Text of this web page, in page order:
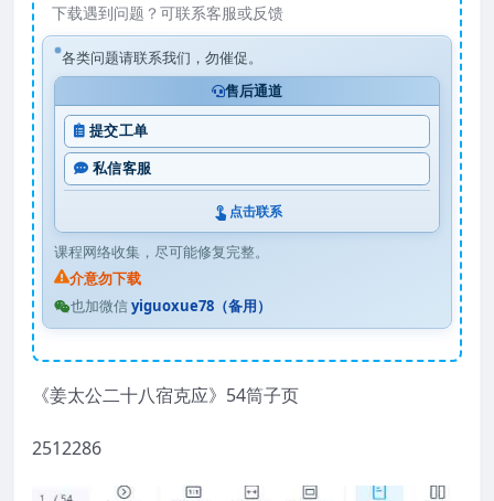
下载遇到问题？可联系客服或反馈
各类问题请联系我们，勿催促。
售后通道
提交工单
私信客服
点击联系
课程网络收集，尽可能修复完整。
介意勿下载
也加微信yiguoxue78（备用）
《姜太公二十八宿克应》54筒子页
2512286